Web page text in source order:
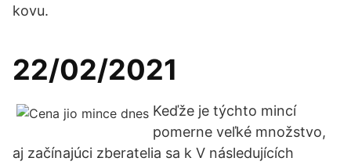
kovu.
22/02/2021
Keďže je týchto mincí
pomerne veľké množstvo,
aj začínajúci zberatelia sa k V následujících